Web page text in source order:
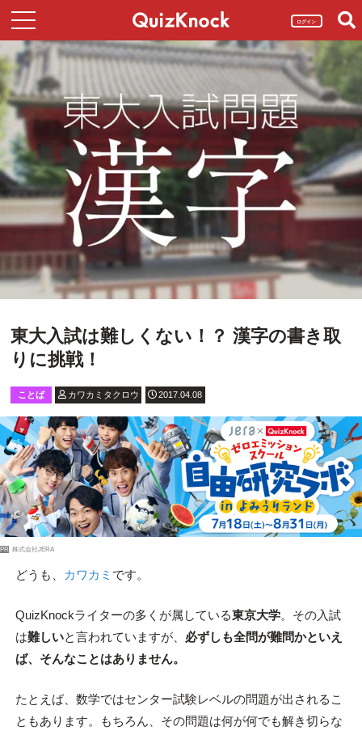
ログイン
東大入試は難しくない！？ 漢字の書き取
りに挑戦！
ことば カワカミタクロウ 2017.04.08
PR 株式会社JERA
どうも、 カワカミ です。
QuizKnockライターの多くが属している東京大学。その入試
は難しいと言われていますが、 必ずしも全問が難問かといえ
ば、そんなことはありません。
たとえば、数学ではセンター試験レベルの問題が出されるこ
ともあります。もちろん、その問題は何が何でも解き切らな